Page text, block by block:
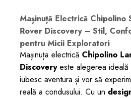
Mașinuță Electrică Chipolino
Rover Discovery – Stil,
pentru Micii Exploratori
Mașinuța electrică Chipolino
Discoveryeste alegerea ideală
iubesc aventura și vor să
reală a condusului. Cu un